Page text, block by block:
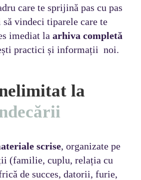
care te sprijină pas cu pas
vindeci tiparele care te
imediat la arhiva completă
practici și informații noi.
la
scrise, organizate pe
(familie, cuplu, relația cu
de succes, datorii, furie,